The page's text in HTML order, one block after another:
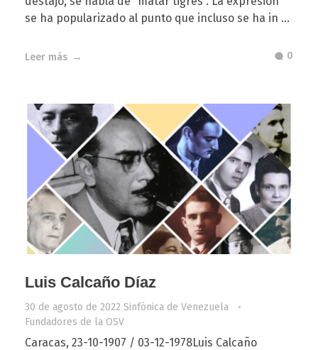
se ha popularizado al punto que incluso se ha in ...
Leer más 0
Luis Calcaño Díaz
30 de agosto de 2022 Sinfónica de Venezuela
Fundadores de la OSV
Caracas, 23-10-1907 / 03-12-1978Luis Calcaño